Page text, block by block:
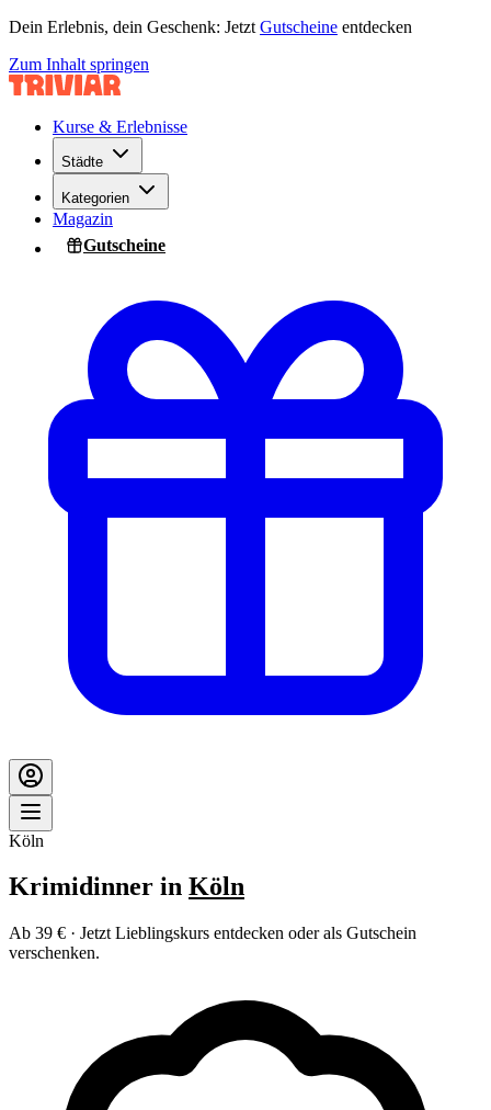
Dein Erlebnis, dein Geschenk: Jetzt Gutscheine entdecken
Zum Inhalt springen
Kurse & Erlebnisse
Städte
Kategorien
Magazin
Gutscheine
Köln
Krimidinner in Köln
Ab 39 € · Jetzt Lieblingskurs entdecken oder als Gutschein
verschenken.